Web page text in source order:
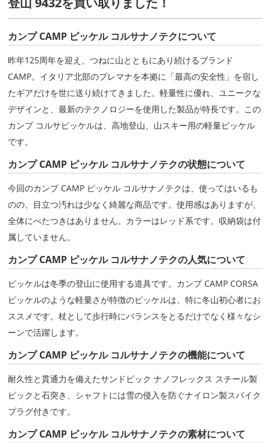
カンプ CAMP ピッケル コルサナノテクについて
昨年125周年を迎え、つねに山とともにあり続けるブランド
CAMP。イタリア北部のプレマナを本拠に「最高の安全性」を宿し
たギアだけを世に送り続けてきました。軽量性に優れ、ユニークな
デザインと、最新のテクノロジーを使用した製品が特長です。この
カンプ コルサピッケルは、高地登山、山スキー用の軽量ピッケル
です。
カンプ CAMP ピッケル コルサナノテクの状態について
今回のカンプ CAMP ピッケル コルサナノテクは、使ってはいるも
のの、目立つ汚れは少なく綺麗な商品です。使用感はありますが、
全体にべたつきはありません。カラーはレッド系です。収納袋は付
属していません。
カンプ CAMP ピッケル コルサナノテクの人気について
ピッケルは冬季の登山に使用する道具です。カンプ CAMP CORSA
ピッケルのような軽量さが特徴のピッケルは、特に冬山初心者にお
ススメです。杖として歩行時にバランスをとるだけでなく様々なシ
ーンで活躍します。
カンプ CAMP ピッケル コルサナノテクの機能について
耐久性と貫通力を備えたサンドビック ナノフレックス スチール製
ピックと石突き、シャフトには雪の侵入を防ぐナイロン製スパイク
プラグ付きです。
カンプ CAMP ピッケル コルサナノテクの素材について